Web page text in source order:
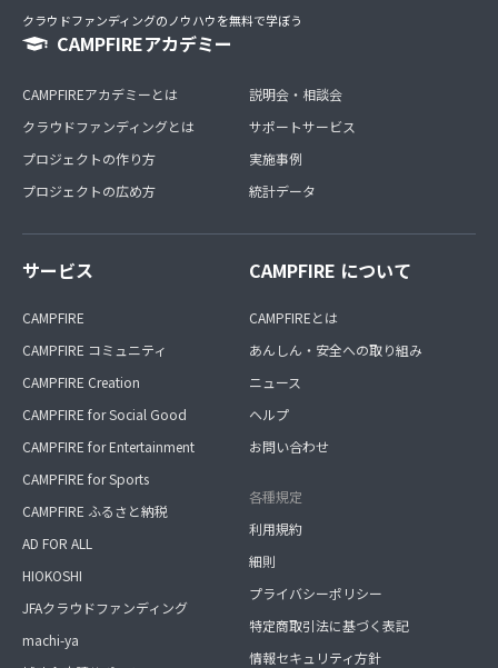
クラウドファンディングのノウハウを無料で学ぼう
CAMPFIREアカデミー
CAMPFIREアカデミーとは
クラウドファンディングとは
プロジェクトの作り方
プロジェクトの広め方
説明会・相談会
サポートサービス
実施事例
統計データ
サービス
CAMPFIRE
CAMPFIRE コミュニティ
CAMPFIRE Creation
CAMPFIRE for Social Good
CAMPFIRE for Entertainment
CAMPFIRE for Sports
CAMPFIRE ふるさと納税
AD FOR ALL
HIOKOSHI
JFAクラウドファンディング
machi-ya
CAMPFIRE について
CAMPFIREとは
あんしん・安全への取り組み
ニュース
ヘルプ
お問い合わせ
各種規定
利用規約
細則
プライバシーポリシー
特定商取引法に基づく表記
情報セキュリティ方針